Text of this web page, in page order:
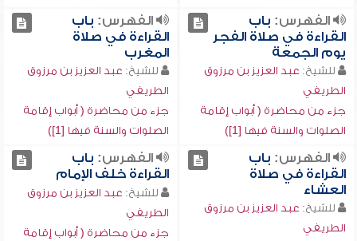
الفهرس: باب
القراءة في صلاة الفجر
يوم الجمعة
للشيخ: عبد العزيز بن مرزوق
الطريفي
جزء من محاضرة ( أبواب إقامة
الصلوات والسنة فيها [1])
الفهرس: باب
القراءة في صلاة
المغرب
للشيخ: عبد العزيز بن مرزوق
الطريفي
جزء من محاضرة ( أبواب إقامة
الصلوات والسنة فيها [1])
الفهرس: باب
القراءة في صلاة
العشاء
للشيخ: عبد العزيز بن مرزوق
الطريفي
الفهرس: باب
القراءة خلف الإمام
للشيخ: عبد العزيز بن مرزوق
الطريفي
جزء من محاضرة ( أبواب إقامة